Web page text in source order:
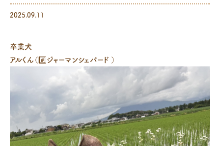
2025.09.11
卒業犬
アルくん（#️⃣ジャーマンシェパード ）